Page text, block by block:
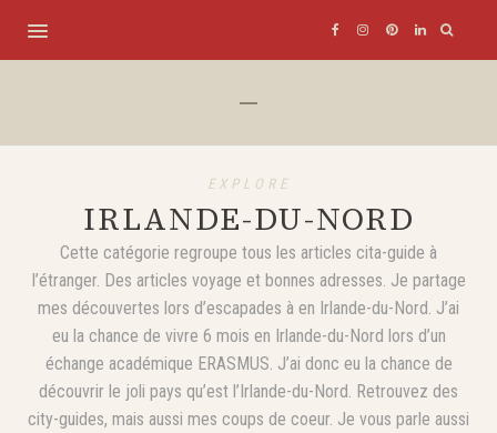
EXPLORE
IRLANDE-DU-NORD
Cette catégorie regroupe tous les articles cita-guide à
l’étranger. Des articles voyage et bonnes adresses. Je partage
mes découvertes lors d’escapades à en Irlande-du-Nord. J’ai
eu la chance de vivre 6 mois en Irlande-du-Nord lors d’un
échange académique ERASMUS. J’ai donc eu la chance de
découvrir le joli pays qu’est l’Irlande-du-Nord. Retrouvez des
city-guides, mais aussi mes coups de coeur. Je vous parle aussi